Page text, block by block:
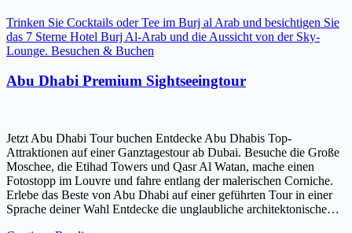
Trinken Sie Cocktails oder Tee im Burj al Arab und besichtigen Sie
das 7 Sterne Hotel Burj Al-Arab und die Aussicht von der Sky-
Lounge. Besuchen & Buchen
Abu Dhabi Premium Sightseeingtour
Jetzt Abu Dhabi Tour buchen Entdecke Abu Dhabis Top-
Attraktionen auf einer Ganztagestour ab Dubai. Besuche die Große
Moschee, die Etihad Towers und Qasr Al Watan, mache einen
Fotostopp im Louvre und fahre entlang der malerischen Corniche.
Erlebe das Beste von Abu Dhabi auf einer geführten Tour in einer
Sprache deiner Wahl Entdecke die unglaubliche architektonische…